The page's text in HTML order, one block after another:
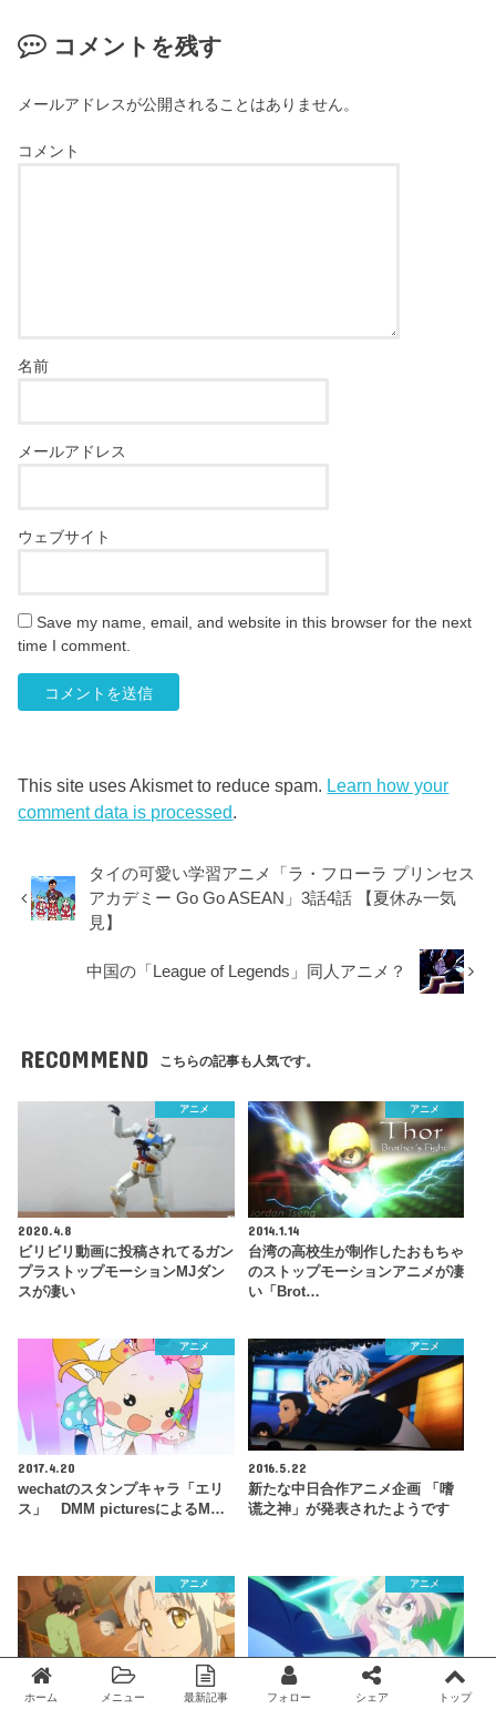
コメントを残す
メールアドレスが公開されることはありません。
コメント
名前
メールアドレス
ウェブサイト
Save my name, email, and website in this browser for the next
time I comment.
This site uses Akismet to reduce spam. Learn how your
comment data is processed.
タイの可愛い学習アニメ「ラ・フローラ プリンセス
アカデミー Go Go ASEAN」3話4話 【夏休み一気
見】
中国の「League of Legends」同人アニメ？
RECOMMEND こちらの記事も人気です。
アニメ
2020.4.8
ビリビリ動画に投稿されてるガン
プラストップモーションMJダン
スが凄い
アニメ
2014.1.14
台湾の高校生が制作したおもちゃ
のストップモーションアニメが凄
い「Brot…
アニメ
2017.4.20
wechatのスタンプキャラ「エリ
ス」 DMM picturesによるM…
アニメ
2016.5.22
新たな中日合作アニメ企画 「嗜
谎之神」が発表されたようです
アニメ
2017.7.22
アニメ
2019.12.9
ホーム メニュー 最新記事 フォロー シェア トップ
Twitter facebook